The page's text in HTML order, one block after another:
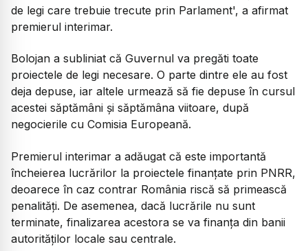
de legi care trebuie trecute prin Parlament', a afirmat
premierul interimar.
Bolojan a subliniat că Guvernul va pregăti toate
proiectele de legi necesare. O parte dintre ele au fost
deja depuse, iar altele urmează să fie depuse în cursul
acestei săptămâni și săptămâna viitoare, după
negocierile cu Comisia Europeană.
Premierul interimar a adăugat că este importantă
încheierea lucrărilor la proiectele finanțate prin PNRR,
deoarece în caz contrar România riscă să primească
penalități. De asemenea, dacă lucrările nu sunt
terminate, finalizarea acestora se va finanța din banii
autorităților locale sau centrale.